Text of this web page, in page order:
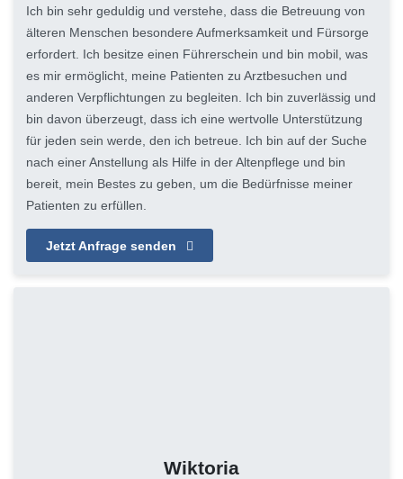
Ich bin sehr geduldig und verstehe, dass die Betreuung von
älteren Menschen besondere Aufmerksamkeit und Fürsorge
erfordert. Ich besitze einen Führerschein und bin mobil, was
es mir ermöglicht, meine Patienten zu Arztbesuchen und
anderen Verpflichtungen zu begleiten. Ich bin zuverlässig und
bin davon überzeugt, dass ich eine wertvolle Unterstützung
für jeden sein werde, den ich betreue. Ich bin auf der Suche
nach einer Anstellung als Hilfe in der Altenpflege und bin
bereit, mein Bestes zu geben, um die Bedürfnisse meiner
Patienten zu erfüllen.
Jetzt Anfrage senden
Wiktoria